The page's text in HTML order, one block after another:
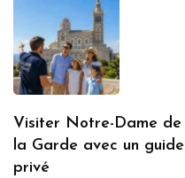
Visiter Notre-Dame de
la Garde avec un guide
privé